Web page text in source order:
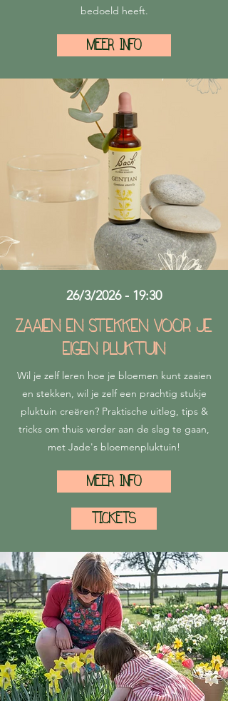
bedoeld heeft.
MEER INFO
26/3/2026 - 19:30
Zaaien en stekken voor je
eigen pluktuin
Wil je zelf leren hoe je bloemen kunt zaaien
en stekken, wil je zelf een prachtig stukje
pluktuin creëren? Praktische uitleg, tips &
tricks om thuis verder aan de slag te gaan,
met Jade's bloemenpluktuin!
MEER INFO
TICKETS